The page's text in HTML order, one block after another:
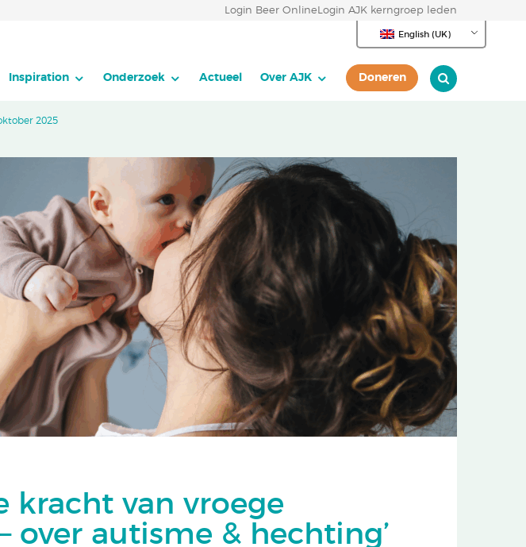
Login Beer Online Login AJK kerngroep leden
English (UK)
Inspiration Onderzoek Actueel Over AJK Doneren
2025
kracht van vroege
over autisme & hechting’